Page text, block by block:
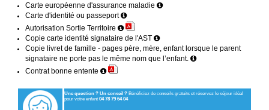
Carte européenne d'assurance maladie
Carte d'identité ou passeport
Autorisation Sortie Territoire
Copie carte identité signataire de l'AST
Copie livret de famille - pages père, mère, enfant lorsque le parent
signataire ne porte pas le même nom que l’enfant.
Contrat bonne entente
Une question ? Un conseil ? Bénéficiez de conseils gratuits et réservez le séjour idéal
pour votre enfant 04 78 79 64 04